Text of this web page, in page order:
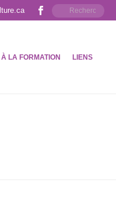
LA FORMATION LIENS